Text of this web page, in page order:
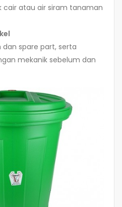
cair atau air siram tanaman
spare part, serta
mekanik sebelum dan